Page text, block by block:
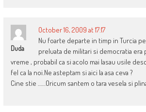
Duda
October 16, 2009 at 17:17
Nu foarte departe in timp in Turcia
preluata de militari si democratia
vreme , probabil ca si acolo mai lasau usile
fel ca la noi.Ne asteptam si aici la asa ceva ?
Cine stie ……Oricum santem o tara vesela si